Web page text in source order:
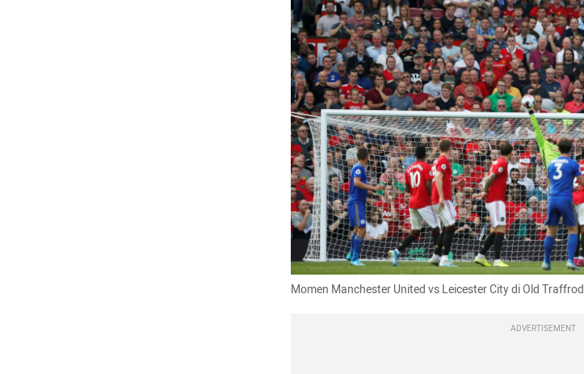
Momen Manchester United vs Leicester City di Old Traffrod
ADVERTISEMENT